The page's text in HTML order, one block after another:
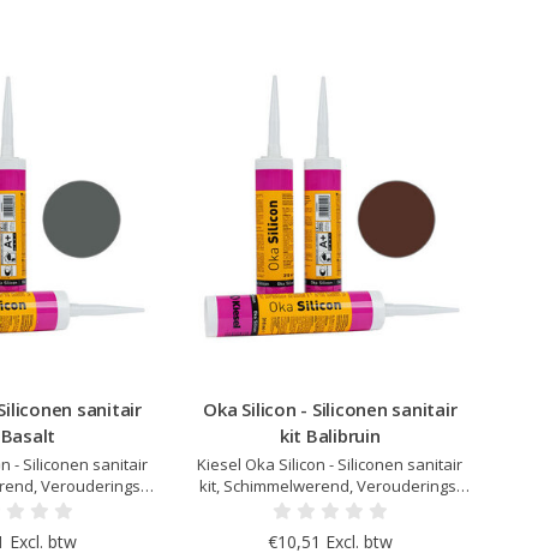
sanitair
- Siliconen sanitair
Verouderings-
Elastisch na
Excl. btw
Oka Silicon - Siliconen sanitair
kit Balibruin
Kiesel Oka Silicon - Siliconen sanitair
kit, Schimmelwerend, Verouderings-
en UV bestendig, Elastisch na
€10,51 Excl. btw